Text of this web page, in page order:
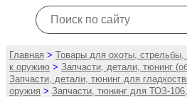
Главная > Товары для охоты,
к оружию > Запчасти, детали, тюнинг
Запчасти, детали, тюнинг для
оружия > Запчасти, тюнинг для ТОЗ-